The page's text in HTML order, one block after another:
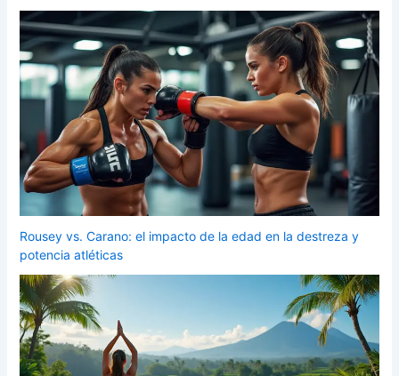
Rousey vs. Carano: el impacto de la edad en la destreza y
potencia atléticas